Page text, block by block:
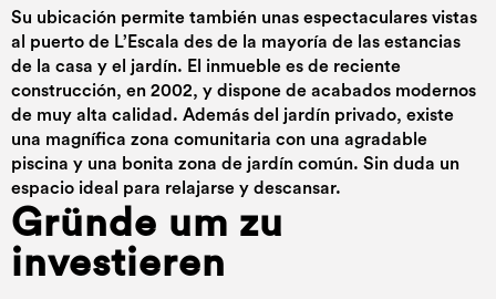
Su ubicación permite también unas espectaculares vistas
al puerto de L’Escala des de la mayoría de las estancias
de la casa y el jardín. El inmueble es de reciente
construcción, en 2002, y dispone de acabados modernos
de muy alta calidad. Además del jardín privado, existe
una magnífica zona comunitaria con una agradable
piscina y una bonita zona de jardín común. Sin duda un
espacio ideal para relajarse y descansar.
Gründe um zu
investieren